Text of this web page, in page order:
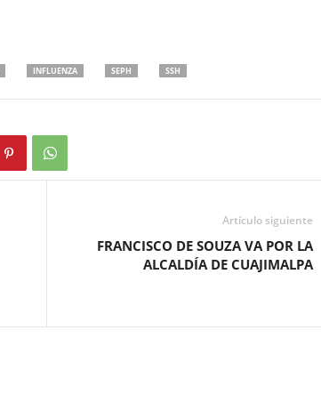
INFLUENZA SEPH SSH
Artículo siguiente
FRANCISCO DE SOUZA VA POR LA
ALCALDÍA DE CUAJIMALPA